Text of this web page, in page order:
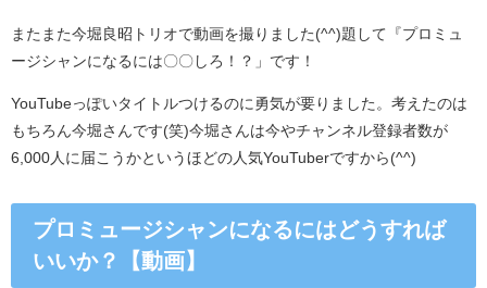
またまた今堀良昭トリオで動画を撮りました(^^)題して『プロミュ
ージシャンになるには〇〇しろ！？」です！
YouTubeっぽいタイトルつけるのに勇気が要りました。考えたのは
もちろん今堀さんです(笑)今堀さんは今やチャンネル登録者数が
6,000人に届こうかというほどの人気YouTuberですから(^^)
プロミュージシャンになるにはどうすれば
いいか？【動画】